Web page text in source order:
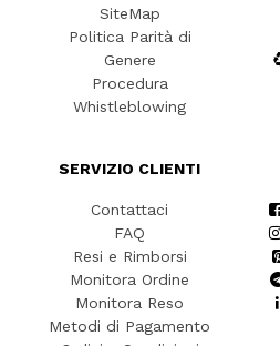
SiteMap
Politica Parità di
Genere
Procedura
Whistleblowing
SERVIZIO CLIENTI
Contattaci
FAQ
Resi e Rimborsi
Monitora Ordine
Monitora Reso
Metodi di Pagamento